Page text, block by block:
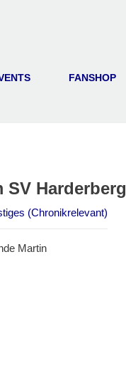
FANSHOP
Harderberg
(Chronikrelevant)
Martin